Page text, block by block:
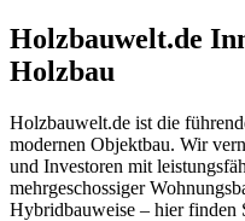
Holzbauwelt.de
Holzbau
Holzbauwelt.de ist die
modernen Objektbau. Wir
und Investoren mit
mehrgeschossiger
Hybridbauweise – hier finden